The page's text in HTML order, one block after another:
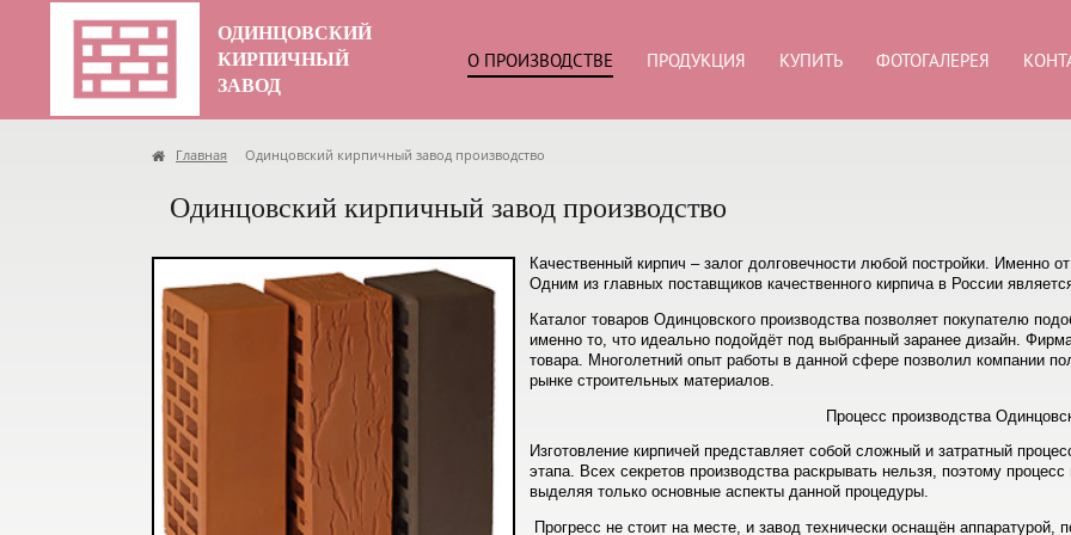
ОДИНЦОВСКИЙ
КИРПИЧНЫЙ
ЗАВОД
О ПРОИЗВОДСТВЕ ПРОДУКЦИЯ КУПИТЬ ФОТОГАЛЕРЕЯ
Главная Одинцовский кирпичный завод производство
Одинцовский кирпичный завод производство
Качественный кирпич – залог долговечности любой постройки. Именно
Одним из главных поставщиков качественного кирпича в России
Каталог товаров Одинцовского производства позволяет покупателю
именно то, что идеально подойдёт под выбранный заранее дизайн.
товара. Многолетний опыт работы в данной сфере позволил компании
рынке строительных материалов.
Процесс производства
Изготовление кирпичей представляет собой сложный и затратный
этапа. Всех секретов производства раскрывать нельзя, поэтому
выделяя только основные аспекты данной процедуры.
Прогресс не стоит на месте, и завод технически оснащён